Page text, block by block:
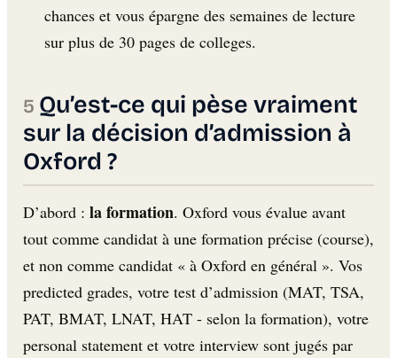
chances et vous épargne des semaines de lecture
sur plus de 30 pages de colleges.
Qu’est-ce qui pèse vraiment
sur la décision d’admission à
Oxford ?
D’abord : la formation. Oxford vous évalue avant
tout comme candidat à une formation précise (course),
et non comme candidat « à Oxford en général ». Vos
predicted grades, votre test d’admission (MAT, TSA,
PAT, BMAT, LNAT, HAT - selon la formation), votre
personal statement et votre interview sont jugés par